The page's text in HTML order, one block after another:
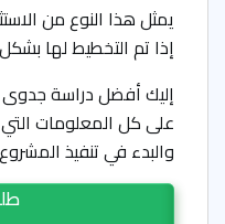
يمثل هذا النوع من
إذا تم التخطيط لها
إليك أفضل دراسة جدوى
على كل المعلومات التي
والبدء في تنفيذ المشروع.